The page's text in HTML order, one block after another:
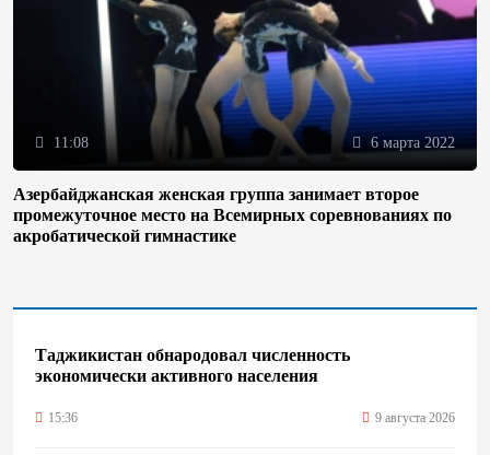
11:08 6 марта 2022
Азербайджанская женская группа занимает второе
промежуточное место на Всемирных соревнованиях по
акробатической гимнастике
Таджикистан обнародовал численность
экономически активного населения
15:36 9 августа 2026